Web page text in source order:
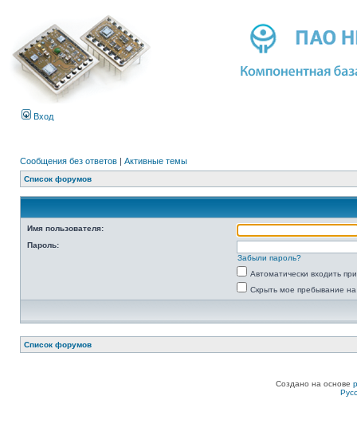
Вход
Сообщения без ответов | Активные темы
Список форумов
Имя пользователя:
Пароль:
Забыли пароль?
Автоматически входить
Скрыть мое пребывание
Список форумов
Создано на основе